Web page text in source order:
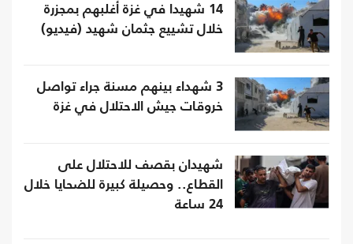
14 شهيدا في غزة أغلبهم بمجزرة
خلال تشييع جثمان شهيد (فيديو)
3 شهداء بينهم مسنة جراء تواصل
خروقات جيش الاحتلال في غزة
شهيدان بقصف للاحتلال على
القطاع.. وحصيلة كبيرة للضحايا خلال
24 ساعة